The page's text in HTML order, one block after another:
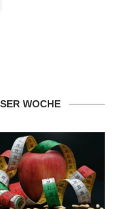
WOCHE